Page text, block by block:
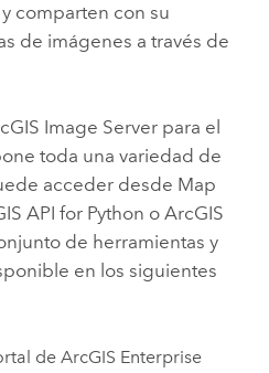
comparten con su
de imágenes a través de
Image Serverpara el
toda una variedad de
acceder desde Map
API for Python o ArcGIS
de herramientas y
en los siguientes
deArcGIS Enterprise